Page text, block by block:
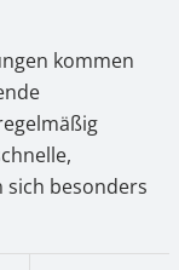
kommen
sich besonders